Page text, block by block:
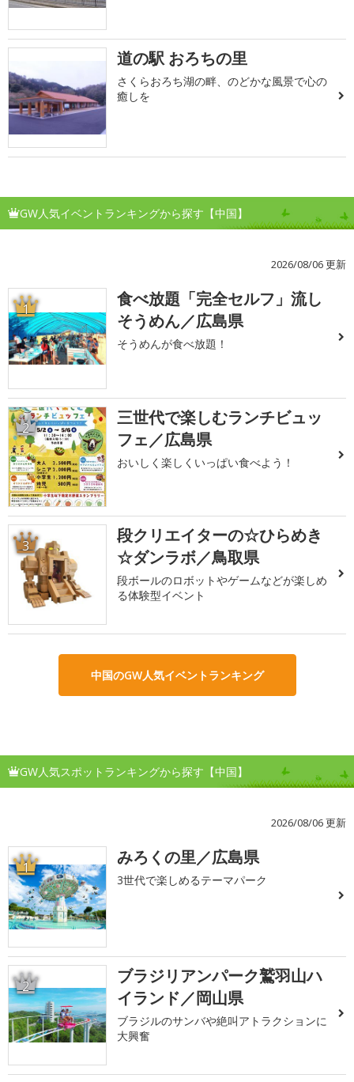
道の駅 おろちの里
さくらおろち湖の畔、のどかな風景で心の
癒しを
GW人気イベントランキングから探す【中国】
2026/08/06 更新
1
食べ放題「完全セルフ」流し
そうめん／広島県
そうめんが食べ放題！
2
三世代で楽しむランチビュッ
フェ／広島県
おいしく楽しくいっぱい食べよう！
3
段クリエイターの☆ひらめき
☆ダンラボ／鳥取県
段ボールのロボットやゲームなどが楽しめ
る体験型イベント
中国のGW人気イベントランキング
GW人気スポットランキングから探す【中国】
2026/08/06 更新
1 みろくの里／広島県
3世代で楽しめるテーマパーク
2
ブラジリアンパーク鷲羽山ハ
イランド／岡山県
ブラジルのサンバや絶叫アトラクションに
大興奮